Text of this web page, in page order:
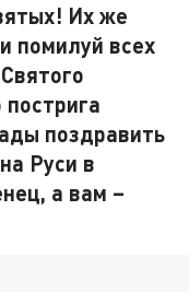
Их же
помилуй всех
поздравить
Руси в
а вам –